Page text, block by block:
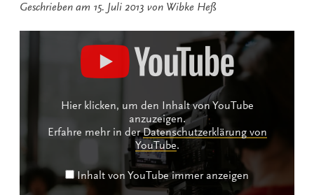
Geschrieben am 15. Juli 2013 von Wibke Heß
Hier klicken, um den Inhalt von YouTube
anzuzeigen.
Erfahre mehr in derDatenschutzerklärung von
YouTube.
Inhalt von YouTube immer anzeigen